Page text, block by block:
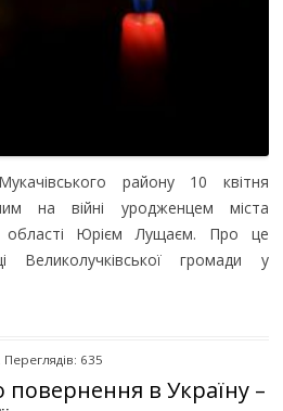
району 10 квітня
на війні уродженцем міста
області Юрієм Лущаєм. Про це
Великолучківської громади у
635
повернення в Україну –